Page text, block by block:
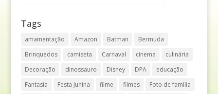
Tags
amamentação Amazon Batman
Bermuda
Brinquedos
camiseta Carnaval cinema
culinária
Decoração
dinossauro Disney DPA
educação
Fantasia
Festa Junina filme filmes
Foto de família